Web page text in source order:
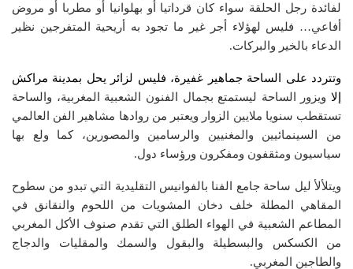
لفائدة رجل الحلقة سواء كان قرداتيا أو بهلوانيا أو مطربا أو مروض
أفاعي… فليس لهؤلاء أجر غير ما تجود به أريحية المتفرجين نظير
الدعاء بالخير والبركات.
وتتردد على الساحة جماهير غفيرة، فليس لزائر يحل بمدينة مراكش
إلا ويزور الساحة ليستمتع بجمال الفنون الشعبية المغربية، والساحة
تستقطب سنويا ملايين الزوار ويعتبر من روادها مشاهير الفن العالمي
من السينمائيين والمغنيين والرسامين والمصورين، كما ولع بها
سياسيون ومثقفون ومفكرون ورؤساء دول.
ويتلألأ ليل ساحة جامع الفنا بالفوانيس التقليدية التي تبدو من سطوح
المقاهي المطلة خلف دخان المشويات من اللحوم والنقانق في
المطاعم الشعبية في الهواء الطلق التي تقدم صنوف الأكل المغربي
من الكسكس والبسطيلة والبقول والسمك والمقليات والدجاج
والطاجين المغربي.